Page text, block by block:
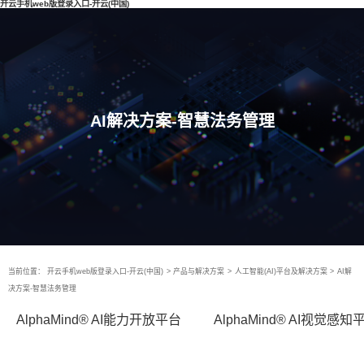
开云手机web版登录入口-开云(中国)
AI解决方案-智慧法务管理
当前位置： 开云手机web版登录入口-开云(中国) > 产品与解决方案 > 人工智能(AI)平台及解决方案 > AI解
决方案-智慧法务管理
AlphaMind® AI能力开放平台 AlphaMind® AI视觉感知